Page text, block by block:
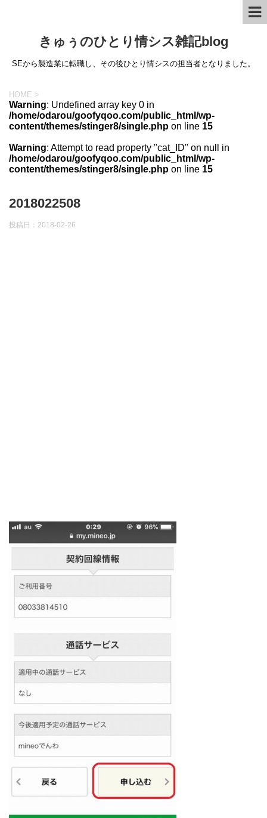
きゅぅのひとり情シス雑記blog
SEから製造業に転職し、その後ひとり情シスの担当者となりました。
HOME >
Warning: Undefined array key 0 in
/home/odarou/goofyqoo.com/public_html/wp-
content/themes/stinger8/single.php on line 15
Warning: Attempt to read property "cat_ID" on null in
/home/odarou/goofyqoo.com/public_html/wp-
content/themes/stinger8/single.php on line 15
2018022508
投稿日： 2018-02-26